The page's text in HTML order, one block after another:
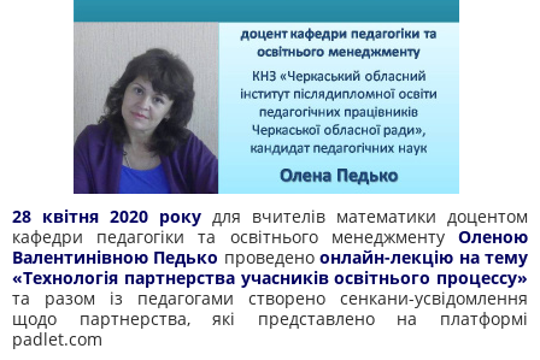
28 квітня 2020 року для вчителів математики доцентом
кафедри педагогіки та освітнього менеджменту Оленою
Валентинівною Педько проведеноонлайн-лекцію на тему
«Технологія партнерства учасників освітнього процессу»
та разом із педагогами створено сенкани-усвідомлення
щодо партнерства, які представлено на платформі
padlet.com